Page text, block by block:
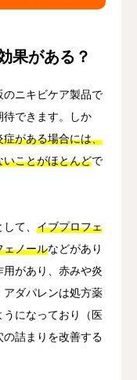
果がある？
のニキビケア製品で
待できます。しか
がある場合には、
いことがほとんどで
て、 イブプロフェ
ェノールなどがあり
があり、赤みや炎
ダパレンは処方薬
うになっており（医
詰まりを改善する